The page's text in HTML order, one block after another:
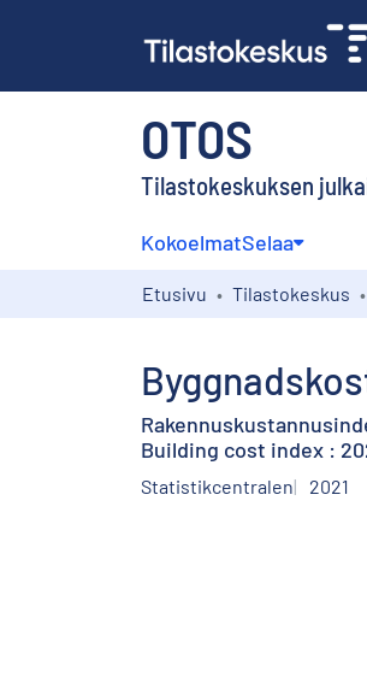
OTOS
Tilastokeskuksen
KokoelmatSelaa
Etusivu Tilastokeskus
Building cost index :
Statistikcentralen 2021